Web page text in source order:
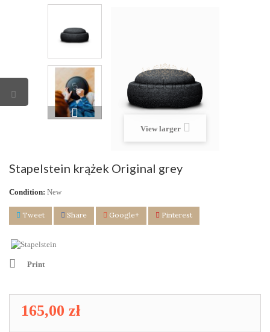
View larger
Stapelstein krążek Original grey
Condition: New
Tweet Share Google+ Pinterest
Print
165,00 zł